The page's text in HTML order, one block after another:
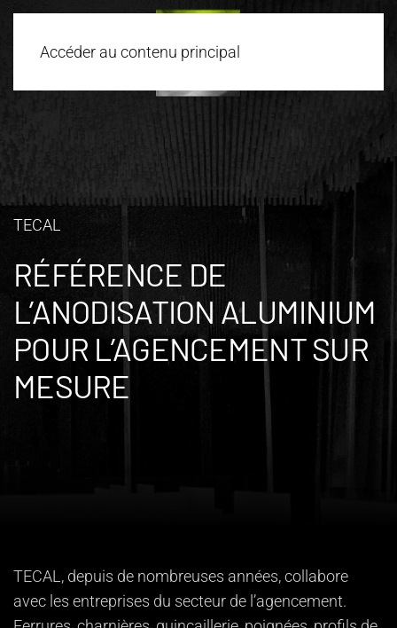
Accéder au contenu principal
TECAL
RÉFÉRENCE DE
L’ANODISATION ALUMINIUM
POUR L’AGENCEMENT SUR
MESURE
TECAL, depuis de nombreuses années, collabore
avec les entreprises du secteur de l’agencement.